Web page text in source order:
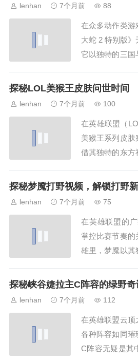
竟在哪里呢？要
首先得了解这...
lenhan 7个月前 88
在众多动作类游
大蛇 2 特别版》
它以独特的三国
吸引了无数玩
双大蛇 2 特别版
们并非...
探秘LOL美猴王皮肤问世时间
lenhan 7个月前 100
在英雄联盟（
美猴王系列皮
借其独特的东方
款皮肤充满好奇
联盟的舞台是在
（...
探秘梦魇打野视频，解锁打野
lenhan 7个月前 75
在英雄联盟的
掌控比赛节奏的
雄里，梦魇以其
网络上丰富多样
频”时，仿佛进
世界，这里...
探秘峡谷婕拉主C阵容的绿野奇
lenhan 7个月前 112
在英雄联盟云顶
各种阵容如同璀
C阵容无疑是其